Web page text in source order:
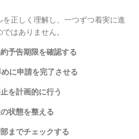
正しく理解し、一つずつ着実に進
はありません。
予告期限を確認する
に申請を完了させる
を計画的に行う
状態を整える
までチェックする